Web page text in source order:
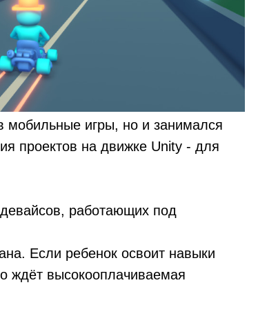
мобильные игры, но и занимался
проектов на движке Unity - для
работающих под
Если ребенок освоит навыки
ждёт высокооплачиваемая